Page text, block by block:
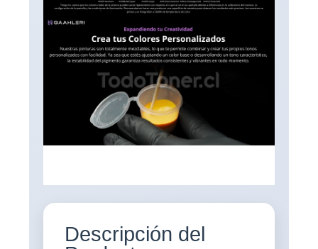
Descripción del